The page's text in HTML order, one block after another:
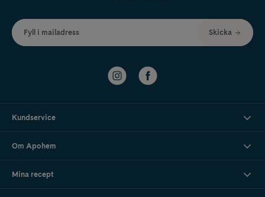
Fyll i mailadress Skicka
Kundservice
Om Apohem
Mina recept